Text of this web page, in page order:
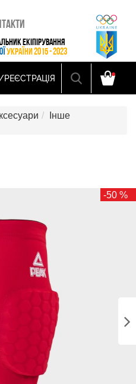
ЕКІПІРУВАННЯ
УКРАЇНИ 2015 - 2023
РЕЄСТРАЦІЯ
Інше
-50 %